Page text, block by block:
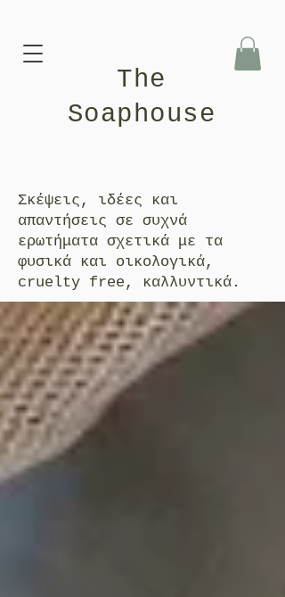
The
Soaphouse
Σκέψεις, ιδέες και
απαντήσεις σε συχνά
ερωτήματα σχετικά με τα
φυσικά και οικολογικά,
cruelty free, καλλυντικά.